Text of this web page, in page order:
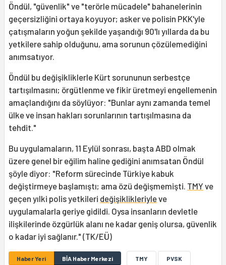
Öndül, "güvenlik" ve "terörle mücadele" bahanelerinin
geçersizliğini ortaya koyuyor; asker ve polisin PKK'yle
çatışmaların yoğun şekilde yaşandığı 90'lı yıllarda da bu
yetkilere sahip olduğunu, ama sorunun çözülemediğini
anımsatıyor.
Öndül bu değişikliklerle Kürt sorununun serbestçe
tartışılmasını; örgütlenme ve fikir üretmeyi engellemenin
amaçlandığını da söylüyor: "Bunlar aynı zamanda temel
ülke ve insan hakları sorunlarının tartışılmasına da
tehdit."
Bu uygulamaların, 11 Eylül sonrası, başta ABD olmak
üzere genel bir eğilim haline gediğini anımsatan Öndül
şöyle diyor: "Reform sürecinde Türkiye kabuk
değiştirmeye başlamıştı; ama özü değişmemişti. TMY ve
geçen yılki polis yetkileri değişiklikleriyleve
uygulamalarla geriye gidildi. Oysa insanların devletle
ilişkilerinde özgürlük alanı ne kadar geniş olursa, güvenlik
o kadar iyi sağlanır." (TK/EÜ)
Haber Yeri BİA Haber Merkezi TMY PVSK